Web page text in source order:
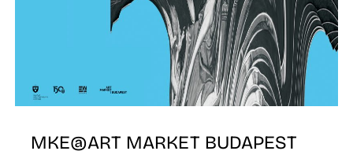
MKE@ART MARKET BUDAPEST